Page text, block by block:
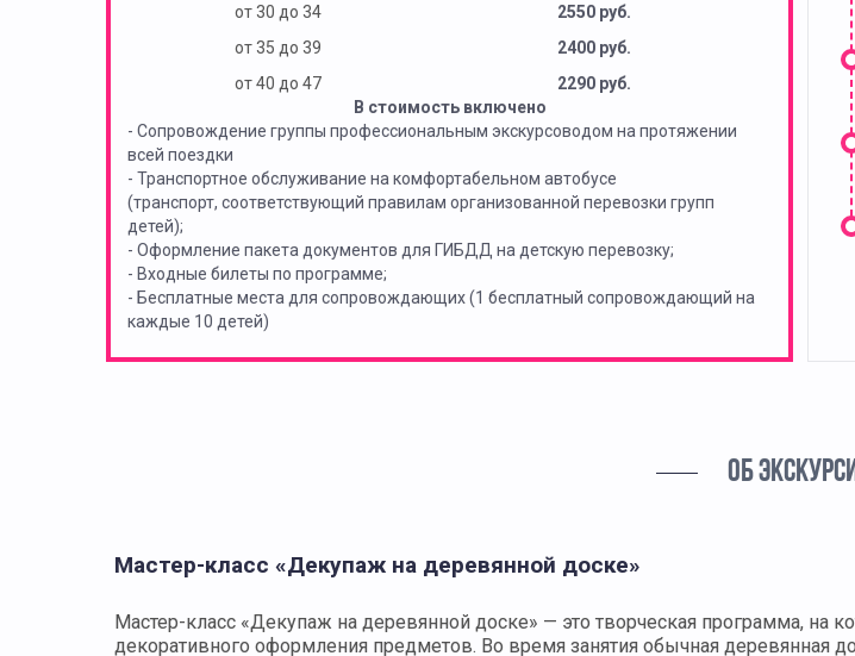
от 30 до 34
2550 руб.
от 35 до 39
2400 руб.
от 40 до 47
2290 руб.
В стоимость включено
- Сопровождение группы профессиональным экскурсоводом на протяжении
всей поездки
- Транспортное обслуживание на комфортабельном автобусе
(транспорт, соответствующий правилам организованной перевозки групп
детей);
- Оформление пакета документов для ГИБДД на детскую перевозку;
- Входные билеты по программе;
- Бесплатные места для сопровождающих (1 бесплатный сопровождающий на
каждые 10 детей)
ОБ
Мастер-класс «Декупаж на деревянной доске»
Мастер-класс «Декупаж на деревянной доске» — это творческая программа, на
декоративного оформления предметов. Во время занятия обычная деревянная